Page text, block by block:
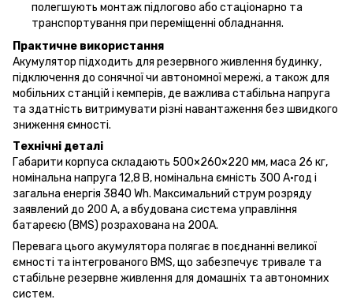
полегшують монтаж підлогово або стаціонарно та
транспортування при переміщенні обладнання.
Практичне використання
Акумулятор підходить для резервного живлення будинку,
підключення до сонячної чи автономної мережі, а також для
мобільних станцій і кемперів, де важлива стабільна напруга
та здатність витримувати різні навантаження без швидкого
зниження ємності.
Технічні деталі
Габарити корпуса складають 500×260×220 мм, маса 26 кг,
номінальна напруга 12,8 В, номінальна ємність 300 А·год і
загальна енергія 3840 Wh. Максимальний струм розряду
заявлений до 200 А, а вбудована система управління
батареєю (BMS) розрахована на 200A.
Перевага цього акумулятора полягає в поєднанні великої
ємності та інтегрованого BMS, що забезпечує тривале та
стабільне резервне живлення для домашніх та автономних
систем.